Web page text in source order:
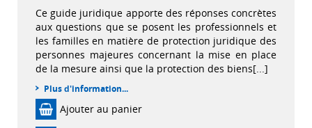
Ce guide juridique apporte des réponses concrètes
aux questions que se posent les professionnels et
les familles en matière de protection juridique des
personnes majeures concernant la mise en place
de la mesure ainsi que la protection des biens[...]
Plus d'information...
Ajouter au panier